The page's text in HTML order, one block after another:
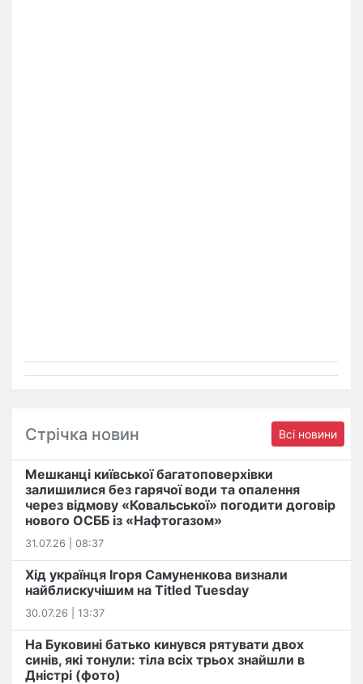
Стрічка новин Всі новини
Мешканці київської багатоповерхівки
залишилися без гарячої води та опалення
через відмову «Ковальської» погодити договір
нового ОСББ із «Нафтогазом»
31.07.26 | 08:37
Хід українця Ігоря Самуненкова визнали
найблискучішим на Titled Tuesday
30.07.26 | 13:37
На Буковині батько кинувся рятувати двох
синів, які тонули: тіла всіх трьох знайшли в
Дністрі (фото)